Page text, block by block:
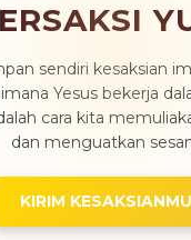
sendiri kesaksian
Yesus bekerja
cara kita
dan menguatkan
KIRIM